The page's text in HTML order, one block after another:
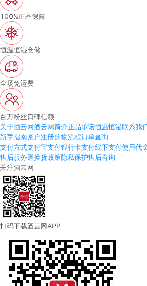
100%正品保障
恒温恒湿仓储
全场免运费
百万粉丝口碑信赖
关于酒云网酒云网简介正品承诺恒温恒湿联系我
新手指南账户注册购物流程订单查询
支付方式支付宝支付银行卡支付线下支付使用代
售后服务退换货政策隐私保护售后咨询
关注酒云网
扫码下载酒云网APP